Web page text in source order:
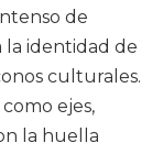
de
la identidad de
culturales.
ejes,
la huella